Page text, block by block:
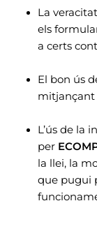
La
els
a certs
El bon ús
mitjançant
L’ús de la
per
la llei, la
que pugui